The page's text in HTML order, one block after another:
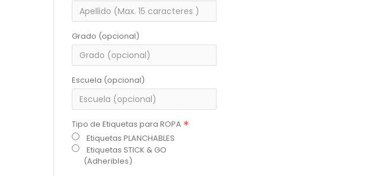
Grado (opcional)
Escuela (opcional)
Tipo de Etiquetas para ROPA
Etiquetas PLANCHABLES
Etiquetas STICK & GO
(Adheribles)